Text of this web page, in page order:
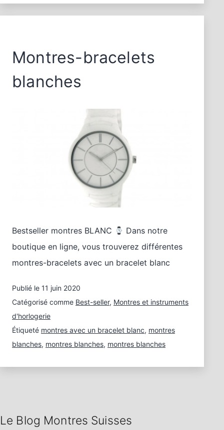
Montres-bracelets
blanches
Bestseller montres BLANC
Dans notre
boutique en ligne, vous trouverez différentes
montres-bracelets avec un bracelet blanc
Publié le 11 juin 2020
Catégorisé comme Best-seller, Montres et instruments
d'horlogerie
Étiqueté montres avec un bracelet blanc, montres
blanches, montres blanches, montres blanches
Le Blog Montres Suisses